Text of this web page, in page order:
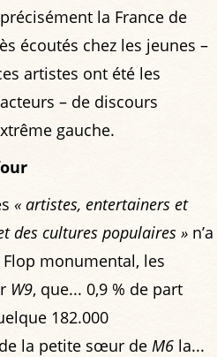
la France de
écoutés chez les jeunes –
artistes ont été les
– de discours
gauche.
« artistes, entertainers et
des cultures populaires » n’a
monumental, les
W9, que... 0,9 % de part
182.000
la petite sœur de M6 la...